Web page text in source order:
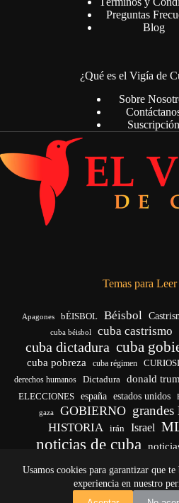
Usamos cookies para garantizar que
experiencia en nuestro
Preguntas
Blog
¿Qué es el Vigía de
Sobre
Suscripción
Temas para Leer
Apagones bÉISBOL Béisbol
cuba béisbol cuba castrismo
cuba dictadura cuba
cuba pobreza cuba régimen
derechos humanos Dictadura donald
ELECCIONES españa estados unidos
gaza GOBIERNO grandes
HISTORIA irán Israel
noticias de cuba
vida yankees
Copyright © 2026 - El